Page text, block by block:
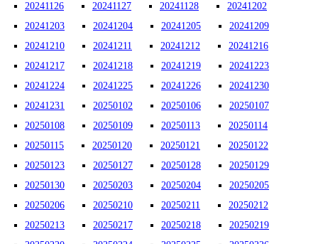
20241126
20241127 20241128
20241202
20241203
20241204 20241205
20241209
20241210
20241211 20241212
20241216
20241217
20241218 20241219
20241223
20241224
20241225 20241226
20241230
20241231
20250102 20250106
20250107
20250108
20250109 20250113
20250114
20250115
20250120 20250121
20250122
20250123
20250127 20250128
20250129
20250130
20250203 20250204
20250205
20250206
20250210 20250211
20250212
20250213
20250217 20250218
20250219